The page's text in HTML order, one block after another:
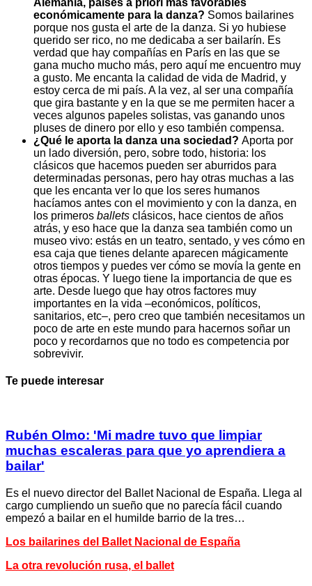
económicamente para la danza? Somos bailarines
porque nos gusta el arte de la danza. Si yo hubiese
querido ser rico, no me dedicaba a ser bailarín. Es
verdad que hay compañías en París en las que se
gana mucho mucho más, pero aquí me encuentro muy
a gusto. Me encanta la calidad de vida de Madrid, y
estoy cerca de mi país. A la vez, al ser una compañía
que gira bastante y en la que se me permiten hacer a
veces algunos papeles solistas, vas ganando unos
pluses de dinero por ello y eso también compensa.
¿Qué le aporta la danza una sociedad? Aporta por
un lado diversión, pero, sobre todo, historia: los
clásicos que hacemos pueden ser aburridos para
determinadas personas, pero hay otras muchas a las
que les encanta ver lo que los seres humanos
hacíamos antes con el movimiento y con la danza, en
los primeros ballets clásicos, hace cientos de años
atrás, y eso hace que la danza sea también como un
museo vivo: estás en un teatro, sentado, y ves cómo en
esa caja que tienes delante aparecen mágicamente
otros tiempos y puedes ver cómo se movía la gente en
otras épocas. Y luego tiene la importancia de que es
arte. Desde luego que hay otros factores muy
importantes en la vida –económicos, políticos,
sanitarios, etc–, pero creo que también necesitamos un
poco de arte en este mundo para hacernos soñar un
poco y recordarnos que no todo es competencia por
sobrevivir.
Te puede interesar
Rubén Olmo: 'Mi madre tuvo que limpiar
muchas escaleras para que yo aprendiera a
bailar'
Es el nuevo director del Ballet Nacional de España. Llega al
cargo cumpliendo un sueño que no parecía fácil cuando
empezó a bailar en el humilde barrio de la tres…
Los bailarines del Ballet Nacional de España
La otra revolución rusa, el ballet